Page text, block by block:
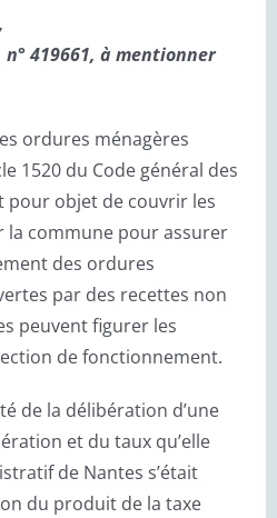
419661, à mentionner
ordures ménagères
1520 du Code général des
pour objet de couvrir les
la commune pour assurer
des ordures
par des recettes non
peuvent figurer les
de fonctionnement.
de la délibération d’une
et du taux qu’elle
de Nantes s’était
du produit de la taxe